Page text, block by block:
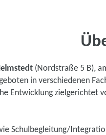
(Nordstraße 5 B),
in verschiedenen
Entwicklung
Schulbegleitung/